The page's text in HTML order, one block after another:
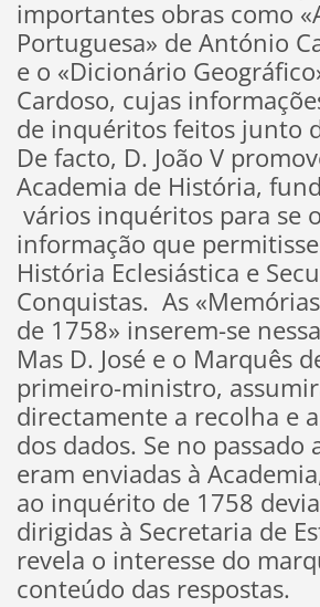
importantes obras como
Portuguesa» de António
e o «Dicionário
Cardoso, cujas
de inquéritos feitos junto
De facto, D. João V
Academia de História,
vários inquéritos para se
informação que
História Eclesiástica e
Conquistas. As
de 1758» inserem-se
Mas D. José e o Marquês
primeiro-ministro,
directamente a recolha e
dos dados. Se no passado
eram enviadas à
ao inquérito de 1758
dirigidas à Secretaria de
revela o interesse do
conteúdo das respostas.